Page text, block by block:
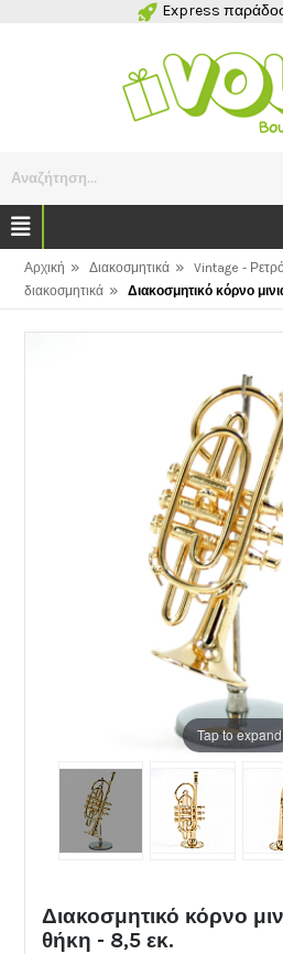
Express
Αναζήτηση...
Αρχική » Διακοσμητικά » Vintage -
διακοσμητικά » Διακοσμητικό κόρνο
Tap to expand
Διακοσμητικό κόρνο
θήκη - 8,5 εκ.